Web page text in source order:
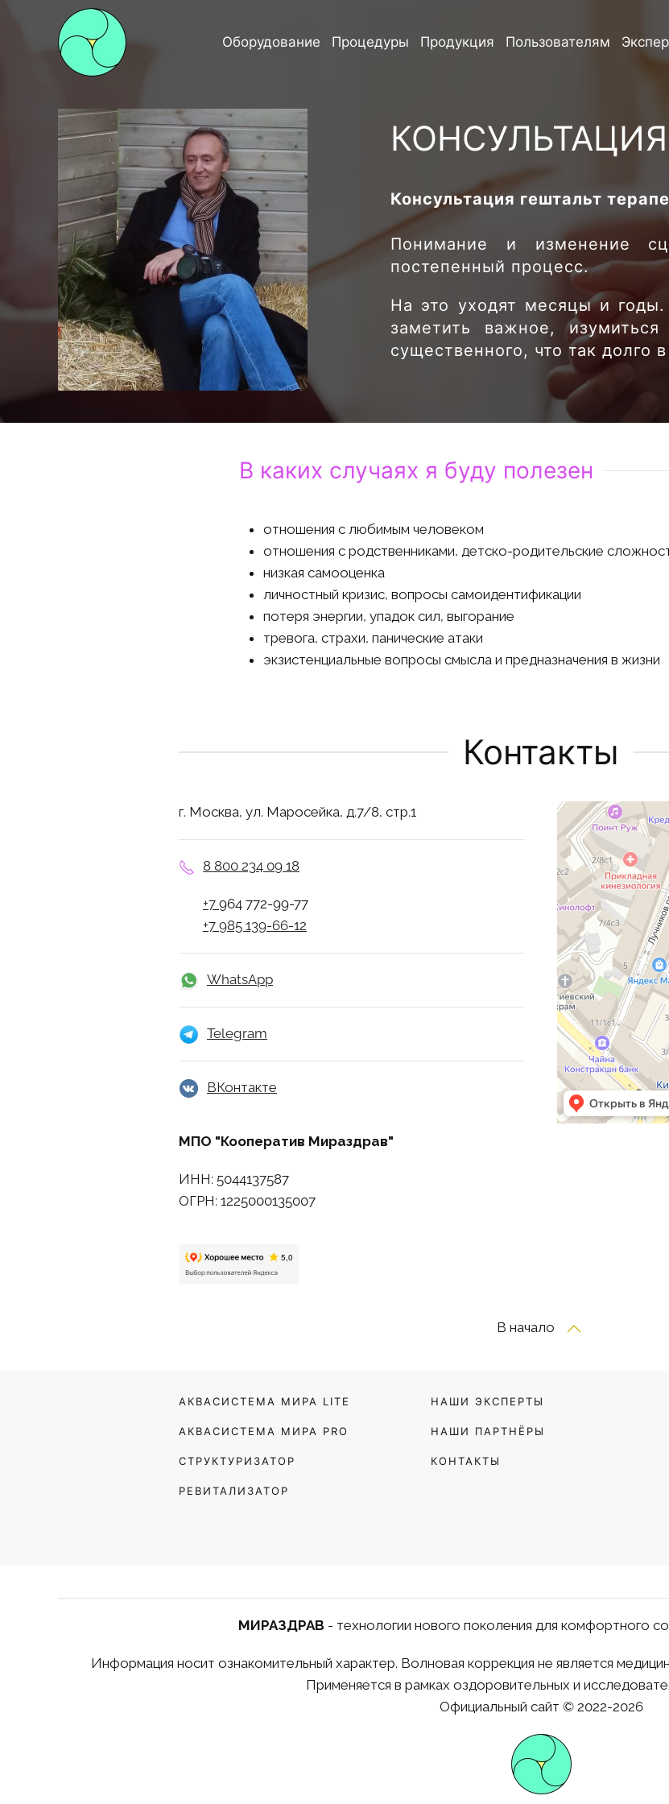
Оборудование Процедуры Продукция Пользователям
Консультация гештальт
Понимание и изменение
постепенный процесс.
На это уходят месяцы и
заметить важное,
существенного, что так долго
В каких случаях я буду полезен
отношения с любимым человеком
отношения с родственниками, детско-родительские
низкая самооценка
личностный кризис, вопросы самоидентификации
потеря энергии, упадок сил, выгорание
тревога, страхи, панические атаки
экзистенциальные вопросы смысла и предназначения в жизни
Контакты
г. Москва, ул. Маросейка, д.7/8, стр.1
8 800 234 09 18
+7 964 772-99-77
+7 985 139-66-12
WhatsApp
Telegram
ВКонтакте
МПО "Кооператив Мираздрав"
ИНН: 5044137587
ОГРН: 1225000135007
Москва
Яндекс Карты —
В начало
АКВАСИСТЕМА МИРА LITE
АКВАСИСТЕМА МИРА PRO
СТРУКТУРИЗАТОР
РЕВИТАЛИЗАТОР
НАШИ ЭКСПЕРТЫ
НАШИ ПАРТНЁРЫ
КОНТАКТЫ
МИРАЗДРАВ - технологии нового поколения для комфортного
Информация носит ознакомительный характер. Волновая коррекция не является
Применяется в рамках оздоровительных и
Официальный сайт © 2022-2026